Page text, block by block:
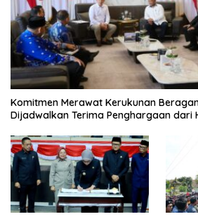
Komitmen Merawat Kerukunan
Dijadwalkan Terima Penghargaan dari